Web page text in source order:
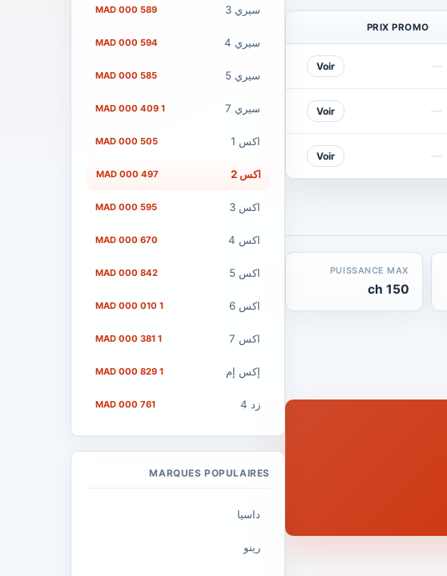
PRIX PROMO
—
Voir
—
Voir
—
Voir
PUISSANCE MAX
150 ch
سيري 3 589 000 MAD
سيري 4 594 000 MAD
سيري 5 585 000 MAD
سيري 7 1 409 000 MAD
اكس 1 505 000 MAD
اكس 2 497 000 MAD
اكس 3 595 000 MAD
اكس 4 670 000 MAD
اكس 5 842 000 MAD
اكس 6 1 010 000 MAD
اكس 7 1 381 000 MAD
إكس إم 1 829 000 MAD
زد 4 761 000 MAD
MARQUES POPULAIRES
داسيا
رينو